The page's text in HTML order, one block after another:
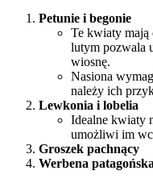
Petunie i begonie
Te kwiaty mają
lutym pozwala
wiosnę.
Nasiona
należy ich
Lewkonia i lobelia
Idealne kwiaty
umożliwi im
Groszek pachnący
Werbena patagońska